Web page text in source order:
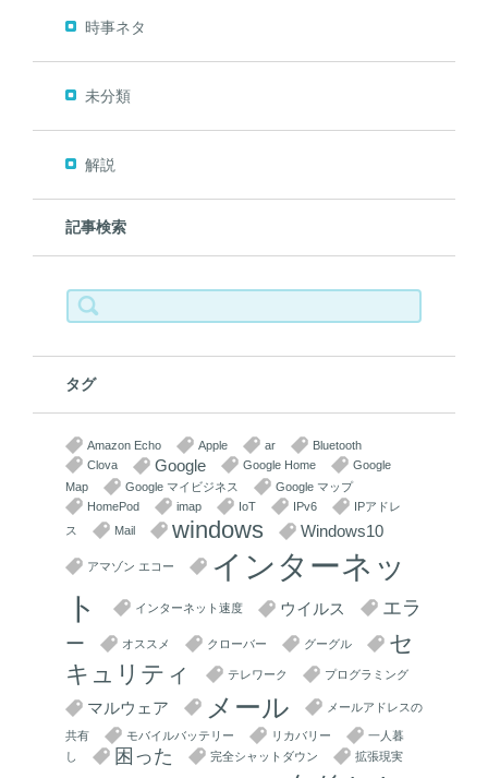
時事ネタ
未分類
解説
記事検索
検
索:
タグ
Amazon Echo Apple ar
Bluetooth
Clova
Google Google Home
Google
Map
Google マイビジネス
Google マップ
HomePod
imap IoT IPv6
IPアドレ
ス
Mail windows Windows10
アマゾン エコー
インターネッ
ト
インターネット速度 ウイルス
エラ
ー
オススメ クローバー グーグル
セ
キュリティ
テレワーク プログラミング
マルウェア メール メールアドレスの
共有 モバイルバッテリー リカバリー
一人暮
し
困った 完全シャットダウン 拡張現実